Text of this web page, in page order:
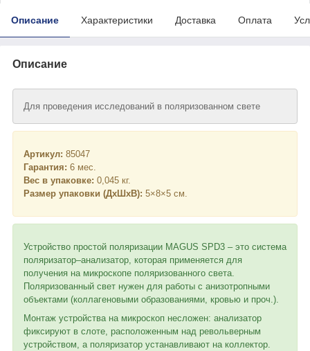
Описание Характеристики Доставка Оплата
Описание
Для проведения исследований в поляризованном свете
Артикул: 85047
Гарантия: 6 мес.
Вес в упаковке: 0,045 кг.
Размер упаковки (ДхШхВ): 5×8×5 см.
Устройство простой поляризации MAGUS SPD3 – это система
поляризатор–анализатор, которая применяется для
получения на микроскопе поляризованного света.
Поляризованный свет нужен для работы с анизотропными
объектами (коллагеновыми образованиями, кровью и проч.).
Монтаж устройства на микроскоп несложен: анализатор
фиксируют в слоте, расположенным над револьверным
устройством, а поляризатор устанавливают на коллектор.